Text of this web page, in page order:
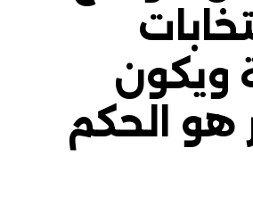
ويكون
هو الحكم